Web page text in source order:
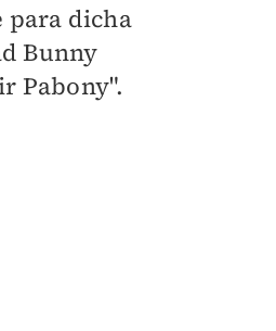
para dicha
Bunny
Pabony".